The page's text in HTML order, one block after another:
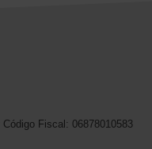
Código Fiscal: 06878010583